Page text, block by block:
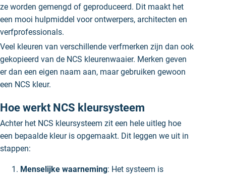
ze worden gemengd of geproduceerd. Dit maakt het
een mooi hulpmiddel voor ontwerpers, architecten en
verfprofessionals.
Veel kleuren van verschillende verfmerken zijn dan ook
gekopieerd van de NCS kleurenwaaier. Merken geven
er dan een eigen naam aan, maar gebruiken gewoon
een NCS kleur.
Hoe werkt NCS kleursysteem
Achter het NCS kleursysteem zit een hele uitleg hoe
een bepaalde kleur is opgemaakt. Dit leggen we uit in
stappen:
Menselijke waarneming: Het systeem is